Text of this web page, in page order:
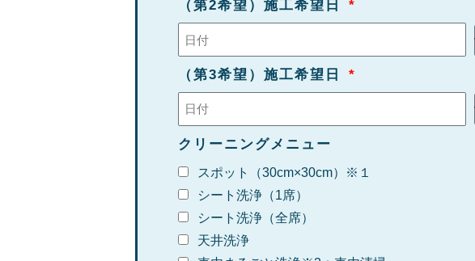
（第2希望）施工希望日
（第3希望）施工希望日
クリーニングメニュー
スポット（30cm×30cm）​※１
シート洗浄（1席）
シート洗浄（全席）
天井洗浄​